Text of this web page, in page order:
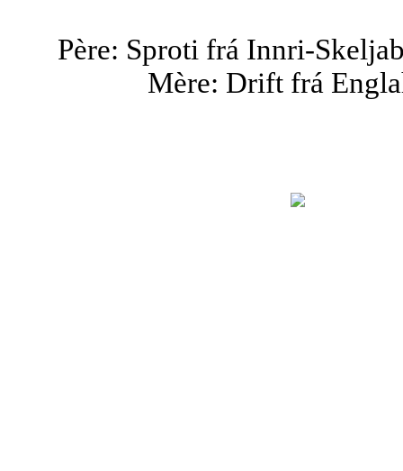
Père: Sproti frá Innri-
Mère: Drift frá